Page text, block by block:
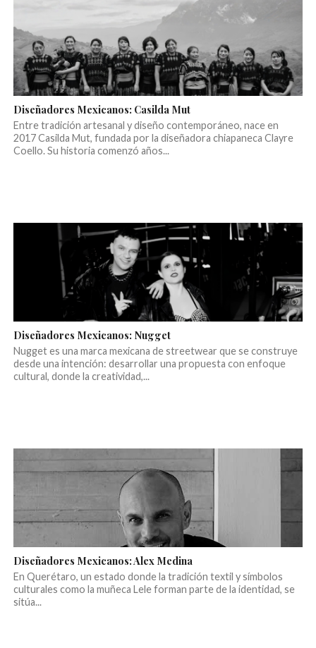
Diseñadores Mexicanos: Casilda Mut
Entre tradición artesanal y diseño contemporáneo, nace en
2017 Casilda Mut, fundada por la diseñadora chiapaneca Clayre
Coello. Su historia comenzó años...
Diseñadores Mexicanos: Nugget
Nugget es una marca mexicana de streetwear que se construye
desde una intención: desarrollar una propuesta con enfoque
cultural, donde la creatividad,...
Diseñadores Mexicanos: Alex Medina
En Querétaro, un estado donde la tradición textil y símbolos
culturales como la muñeca Lele forman parte de la identidad, se
sitúa...